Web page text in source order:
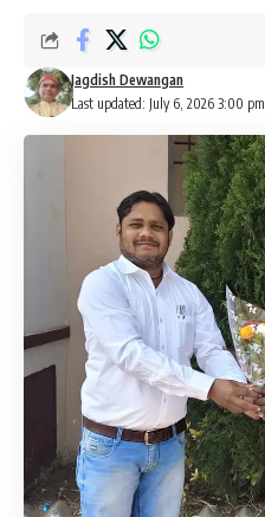
Last updated: July 6, 2026 3:00 pm
Jagdish Dewangan